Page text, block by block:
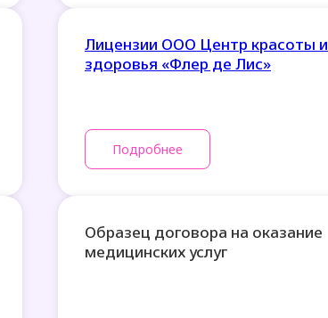
Лицензии ООО Центр красоты и
здоровья «Флер де Лис»
Подробнее
Образец договора на оказание
медицинских услуг